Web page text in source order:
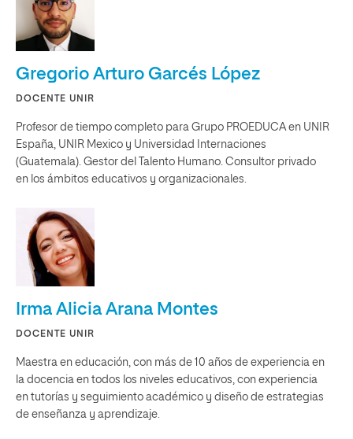
Gregorio Arturo Garcés López
DOCENTE UNIR
Profesor de tiempo completo para Grupo PROEDUCA en UNIR
España, UNIR Mexico y Universidad Internaciones
(Guatemala). Gestor del Talento Humano. Consultor privado
en los ámbitos educativos y organizacionales.
Irma Alicia Arana Montes
DOCENTE UNIR
Maestra en educación, con más de 10 años de experiencia en
la docencia en todos los niveles educativos, con experiencia
en tutorías y seguimiento académico y diseño de estrategias
de enseñanza y aprendizaje.